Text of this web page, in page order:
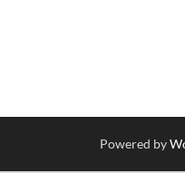
Powered by